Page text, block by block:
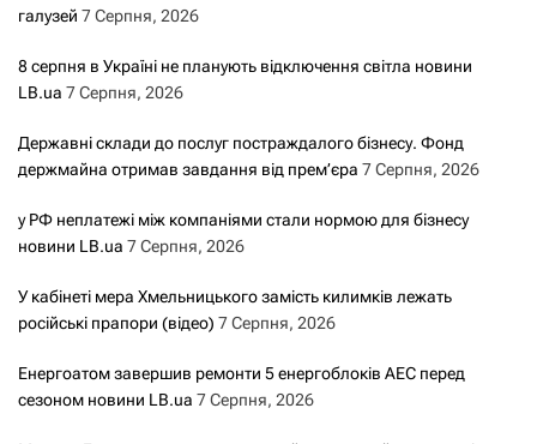
галузей 7 Серпня, 2026
8 серпня в Україні не планують відключення світла новини
LB.ua 7 Серпня, 2026
Державні склади до послуг постраждалого бізнесу. Фонд
держмайна отримав завдання від прем’єра 7 Серпня, 2026
у РФ неплатежі між компаніями стали нормою для бізнесу
новини LB.ua 7 Серпня, 2026
У кабінеті мера Хмельницького замість килимків лежать
російські прапори (відео) 7 Серпня, 2026
Енергоатом завершив ремонти 5 енергоблоків АЕС перед
сезоном новини LB.ua 7 Серпня, 2026